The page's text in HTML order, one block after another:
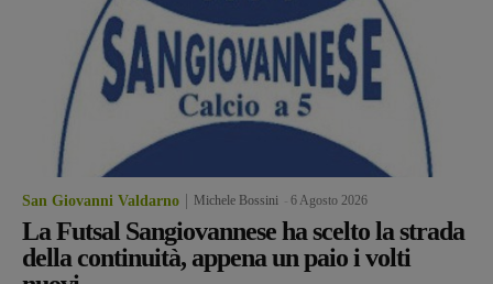
San Giovanni Valdarno Michele Bossini 6 Agosto 2026
La Futsal Sangiovannese ha scelto la strada
della continuità, appena un paio i volti